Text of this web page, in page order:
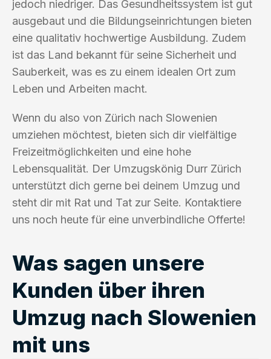
jedoch niedriger. Das Gesundheitssystem ist gut
ausgebaut und die Bildungseinrichtungen bieten
eine qualitativ hochwertige Ausbildung. Zudem
ist das Land bekannt für seine Sicherheit und
Sauberkeit, was es zu einem idealen Ort zum
Leben und Arbeiten macht.
Wenn du also von Zürich nach Slowenien
umziehen möchtest, bieten sich dir vielfältige
Freizeitmöglichkeiten und eine hohe
Lebensqualität. Der Umzugskönig Durr Zürich
unterstützt dich gerne bei deinem Umzug und
steht dir mit Rat und Tat zur Seite. Kontaktiere
uns noch heute für eine unverbindliche Offerte!
Was sagen unsere
Kunden über ihren
Umzug nach Slowenien
mit uns